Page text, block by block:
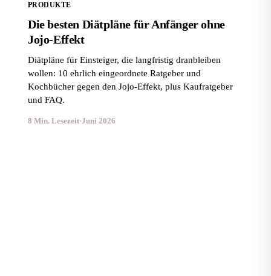
PRODUKTE
Die besten Diätpläne für Anfänger ohne
Jojo-Effekt
Diätpläne für Einsteiger, die langfristig dranbleiben
wollen: 10 ehrlich eingeordnete Ratgeber und
Kochbücher gegen den Jojo-Effekt, plus Kaufratgeber
und FAQ.
8 Min. Lesezeit·Juni 2026